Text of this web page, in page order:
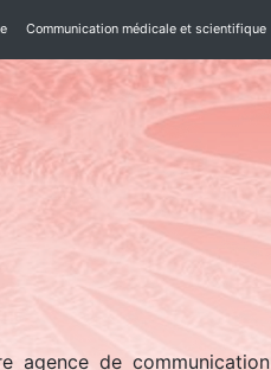
Communication médicale et scientifique
agence de communication